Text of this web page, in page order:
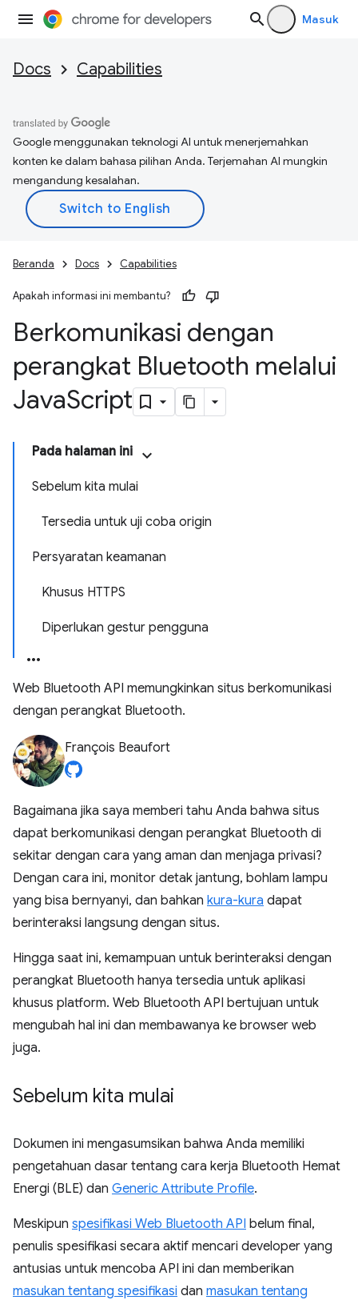
Masuk
Docs Capabilities
Google menggunakan teknologi AI untuk menerjemahkan
konten ke dalam bahasa pilihan Anda. Terjemahan AI mungkin
mengandung kesalahan.
Beranda Docs Capabilities
Apakah informasi ini membantu?
Berkomunikasi dengan
perangkat Bluetooth melalui
JavaScript
Pada halaman ini
Sebelum kita mulai
Tersedia untuk uji coba origin
Persyaratan keamanan
Khusus HTTPS
Diperlukan gestur pengguna
Web Bluetooth API memungkinkan situs berkomunikasi
dengan perangkat Bluetooth.
François Beaufort
Bagaimana jika saya memberi tahu Anda bahwa situs
dapat berkomunikasi dengan perangkat Bluetooth di
sekitar dengan cara yang aman dan menjaga privasi?
Dengan cara ini, monitor detak jantung, bohlam lampu
yang bisa bernyanyi, dan bahkan kura-kura dapat
berinteraksi langsung dengan situs.
Hingga saat ini, kemampuan untuk berinteraksi dengan
perangkat Bluetooth hanya tersedia untuk aplikasi
khusus platform. Web Bluetooth API bertujuan untuk
mengubah hal ini dan membawanya ke browser web
juga.
Sebelum kita mulai
Dokumen ini mengasumsikan bahwa Anda memiliki
pengetahuan dasar tentang cara kerja Bluetooth Hemat
Energi (BLE) dan Generic Attribute Profile.
Meskipun spesifikasi Web Bluetooth API belum final,
penulis spesifikasi secara aktif mencari developer yang
antusias untuk mencoba API ini dan memberikan
masukan tentang spesifikasi dan masukan tentang